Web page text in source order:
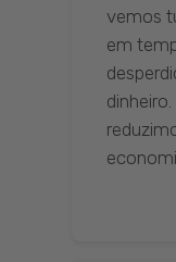
vemos
em